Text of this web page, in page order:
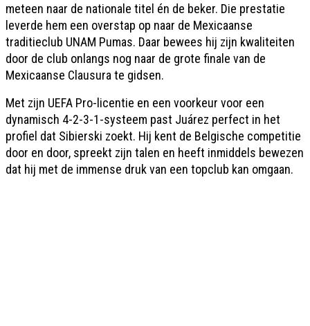
meteen naar de nationale titel én de beker. Die prestatie
leverde hem een overstap op naar de Mexicaanse
traditieclub UNAM Pumas. Daar bewees hij zijn kwaliteiten
door de club onlangs nog naar de grote finale van de
Mexicaanse Clausura te gidsen.
Met zijn UEFA Pro-licentie en een voorkeur voor een
dynamisch 4-2-3-1-systeem past Juárez perfect in het
profiel dat Sibierski zoekt. Hij kent de Belgische competitie
door en door, spreekt zijn talen en heeft inmiddels bewezen
dat hij met de immense druk van een topclub kan omgaan.